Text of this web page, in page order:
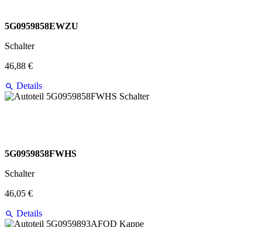
5G0959858EWZU
Schalter
46,88 €
Details
5G0959858FWHS
Schalter
46,05 €
Details